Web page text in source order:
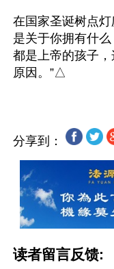
在国家圣诞树点
是关于你拥有什
都是上帝的孩子
分享到：
读者留言反馈: